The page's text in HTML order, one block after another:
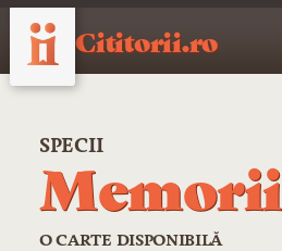
Cititorii.ro
SPECII
Memorii
O CARTE DISPONIBILĂ